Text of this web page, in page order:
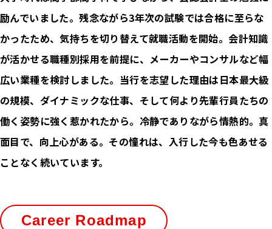
励んでいました。残念ながら3年次の試験では合格に至らな
かったため、気持ちを切り替えて就職活動を開始。会計知識
が活かせる職種別採用を前提に、メーカーやコンサルなど幅
広い業種を検討しました。当行を志望した理由は日本最大級
の規模、ダイナミックな仕事、そして何より先輩行員たちの
働く姿勢に強く惹かれたから。冷静でありながら情熱的。真
面目で、向上心がある。その憧れは、入行した今も色あせる
ことなく続いています。
Career Roadmap